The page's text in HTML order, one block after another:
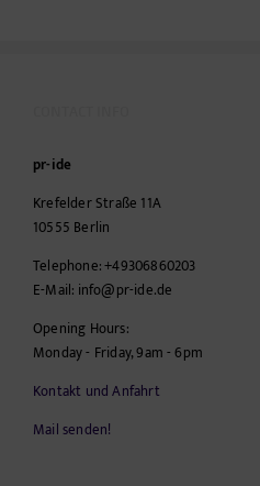
pr-ide
Krefelder Straße 11A
10555 Berlin
Telephone:+49306860203
E-Mail: info@pr-ide.de
Opening Hours:
Monday - Friday, 9am - 6pm
Kontakt und Anfahrt
Mail senden!